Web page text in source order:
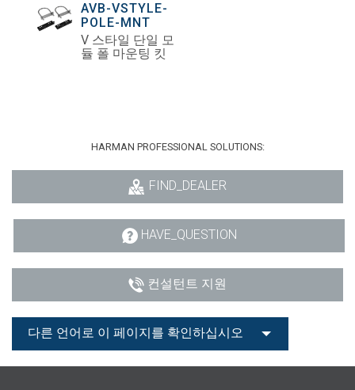
AVB-VSTYLE-
POLE-MNT
V 스타일 단일 모
듈 폴 마운팅 킷
HARMAN PROFESSIONAL SOLUTIONS:
FIND_DEALER
HAVE_QUESTION
컨설턴트 지원
다른 언어로 이 페이지를 확인하십시오